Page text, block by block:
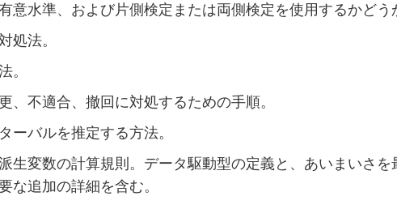
意水準、および片側検定または両側検定を使用するかどう
処法。
。
、不適合、撤回に対処するための手順。
ーバルを推定する方法。
生変数の計算規則。データ駆動型の定義と、あいまいさを
な追加の詳細を含む。